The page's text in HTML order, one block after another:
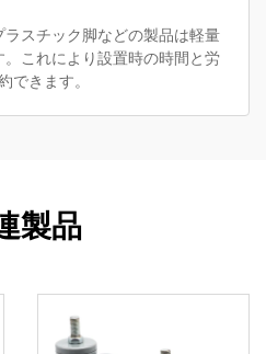
スチック脚などの製品は軽量
これにより設置時の時間と労
できます。
製品